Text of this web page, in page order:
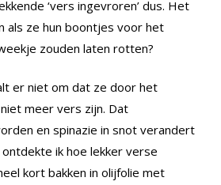
‘vers ingevroren’ dus. Het
als ze hun boontjes voor het
zouden laten rotten?
er niet om dat ze door het
meer vers zijn. Dat
en spinazie in snot verandert
ik hoe lekker verse
kort bakken in olijfolie met